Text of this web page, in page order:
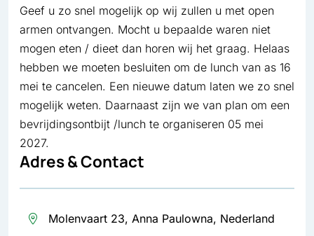
Geef u zo snel mogelijk op wij zullen u met open
armen ontvangen. Mocht u bepaalde waren niet
mogen eten / dieet dan horen wij het graag. Helaas
hebben we moeten besluiten om de lunch van as 16
mei te cancelen. Een nieuwe datum laten we zo snel
mogelijk weten. Daarnaast zijn we van plan om een
bevrijdingsontbijt /lunch te organiseren 05 mei
2027.
Adres & Contact
Molenvaart 23, Anna Paulowna, Nederland